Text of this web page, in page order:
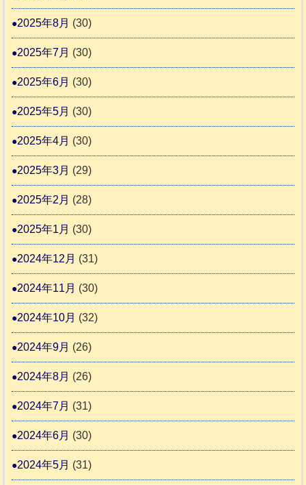
2025年8月 (30)
2025年7月 (30)
2025年6月 (30)
2025年5月 (30)
2025年4月 (30)
2025年3月 (29)
2025年2月 (28)
2025年1月 (30)
2024年12月 (31)
2024年11月 (30)
2024年10月 (32)
2024年9月 (26)
2024年8月 (26)
2024年7月 (31)
2024年6月 (30)
2024年5月 (31)